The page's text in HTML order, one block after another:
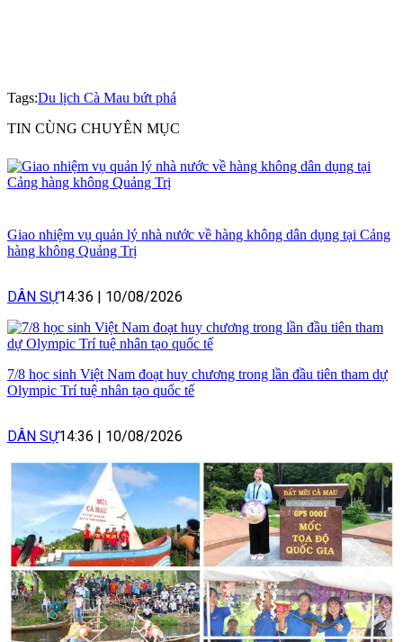
Tags:Du lịch Cà Mau bứt phá
TIN CÙNG CHUYÊN MỤC
Giao nhiệm vụ quản lý nhà nước về hàng không dân dụng tại Cảng
hàng không Quảng Trị
DÂN SỰ14:36 10/08/2026
7/8 học sinh Việt Nam đoạt huy chương trong lần đầu tiên tham dự
Olympic Trí tuệ nhân tạo quốc tế
DÂN SỰ14:36 10/08/2026